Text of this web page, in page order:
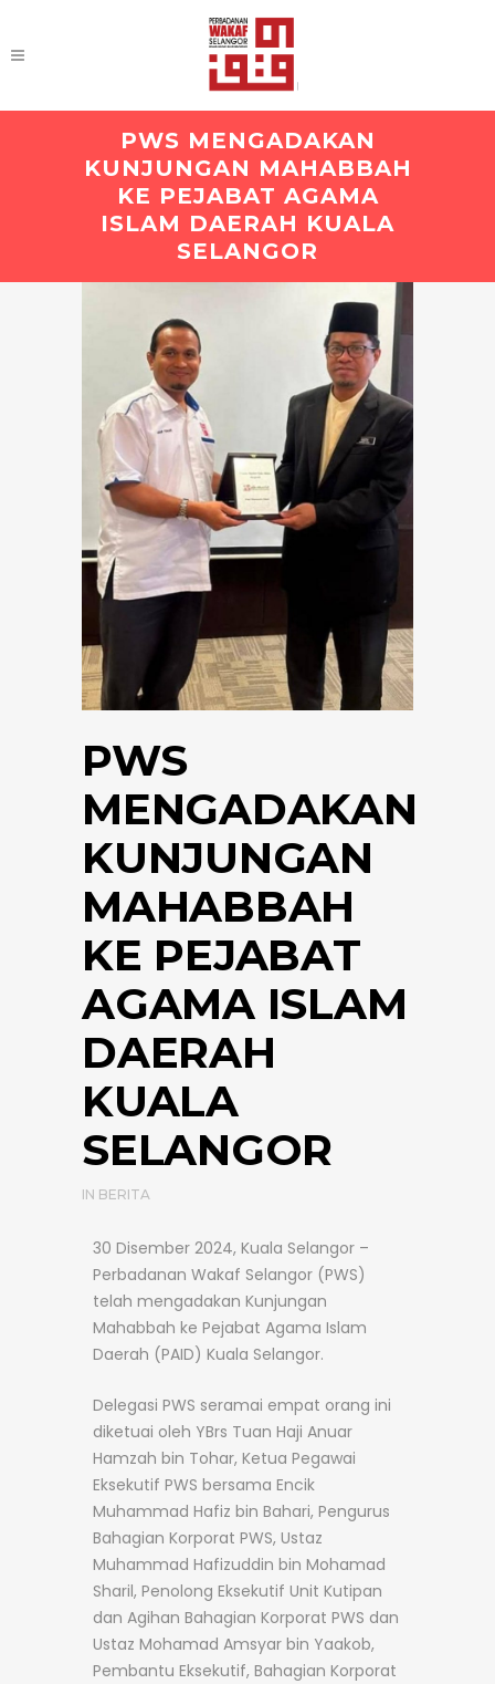
PWS MENGADAKAN
KUNJUNGAN MAHABBAH
KE PEJABAT AGAMA
ISLAM DAERAH KUALA
SELANGOR
PWS
MENGADAKAN
KUNJUNGAN
MAHABBAH
KE PEJABAT
AGAMA ISLAM
DAERAH
KUALA
SELANGOR
IN BERITA
30 Disember 2024, Kuala Selangor –
Perbadanan Wakaf Selangor (PWS)
telah mengadakan Kunjungan
Mahabbah ke Pejabat Agama Islam
Daerah (PAID) Kuala Selangor.
Delegasi PWS seramai empat orang ini
diketuai oleh YBrs Tuan Haji Anuar
Hamzah bin Tohar, Ketua Pegawai
Eksekutif PWS bersama Encik
Muhammad Hafiz bin Bahari, Pengurus
Bahagian Korporat PWS, Ustaz
Muhammad Hafizuddin bin Mohamad
Sharil, Penolong Eksekutif Unit Kutipan
dan Agihan Bahagian Korporat PWS dan
Ustaz Mohamad Amsyar bin Yaakob,
Pembantu Eksekutif, Bahagian Korporat